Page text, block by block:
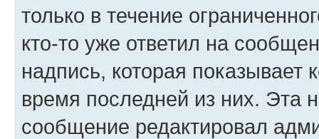
только в течение
кто-то уже ответил на
надпись, которая показывает
время последней из них. Эта
сообщение редактировал